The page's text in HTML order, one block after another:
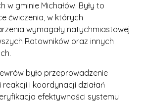
w gminie Michałów. Były to
ćwiczenia, w których
wymagały natychmiastowej
Ratowników oraz innych
było przeprowadzenie
i koordynacji działań
efektywności systemu